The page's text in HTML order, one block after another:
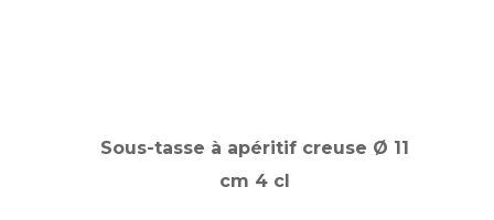
Sous-tasse à apéritif creuse Ø 11
cm 4 cl